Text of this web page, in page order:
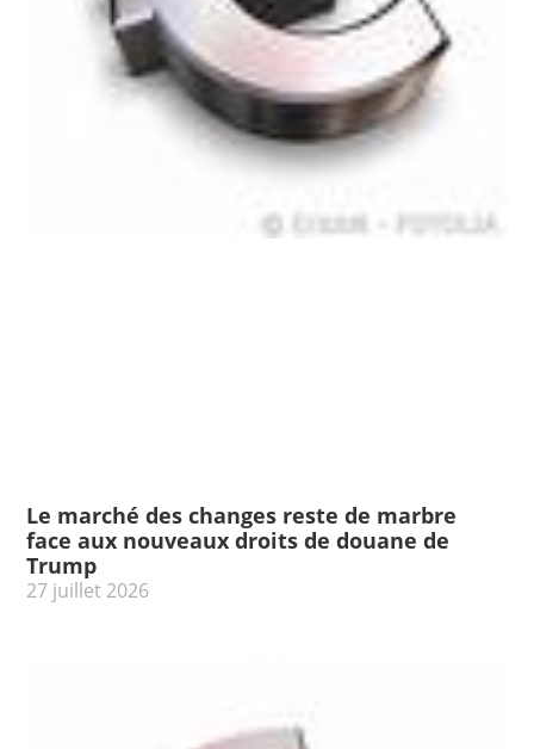
Le marché des changes reste de marbre
face aux nouveaux droits de douane de
Trump
27 juillet 2026